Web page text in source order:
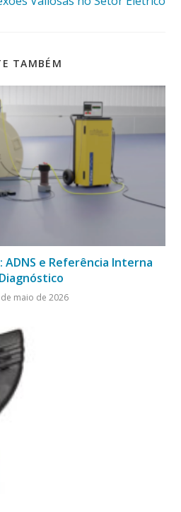
TAMBÉM
ADNS e Referência Interna
maio de 2026